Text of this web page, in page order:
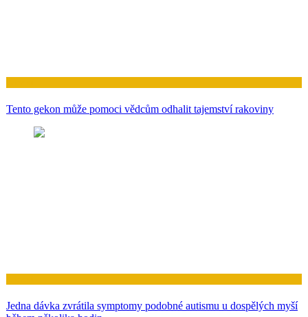
Tento gekon může pomoci vědcům odhalit tajemství rakoviny
Jedna dávka zvrátila symptomy podobné autismu u dospělých myší